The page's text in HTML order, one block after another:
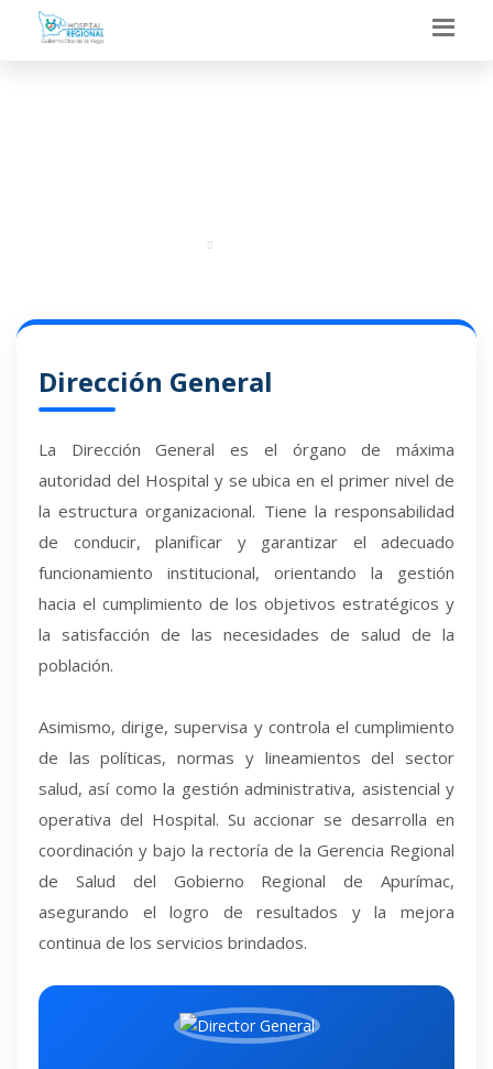
Dirección General
La Dirección General es el órgano de máxima
autoridad del Hospital y se ubica en el primer nivel de
la estructura organizacional. Tiene la responsabilidad
de conducir, planificar y garantizar el adecuado
funcionamiento institucional, orientando la gestión
hacia el cumplimiento de los objetivos estratégicos y
la satisfacción de las necesidades de salud de la
población.
Asimismo, dirige, supervisa y controla el cumplimiento
de las políticas, normas y lineamientos del sector
salud, así como la gestión administrativa, asistencial y
operativa del Hospital. Su accionar se desarrolla en
coordinación y bajo la rectoría de la Gerencia Regional
de Salud del Gobierno Regional de Apurímac,
asegurando el logro de resultados y la mejora
continua de los servicios brindados.